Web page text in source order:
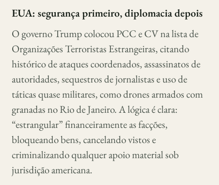
EUA: segurança primeiro, diplomacia depois
O governo Trump colocou PCC e CV na lista de
Organizações Terroristas Estrangeiras, citando
histórico de ataques coordenados, assassinatos de
autoridades, sequestros de jornalistas e uso de
táticas quase militares, como drones armados com
granadas no Rio de Janeiro. A lógica é clara:
“estrangular” financeiramente as facções,
bloqueando bens, cancelando vistos e
criminalizando qualquer apoio material sob
jurisdição americana.